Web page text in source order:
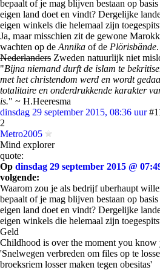
bepaalt of je mag blijven bestaan op
eigen land doet en vindt? Dergelijke
eigen winkels die helemaal zijn
Ja, maar misschien zit de gewone
wachten op de Annika of de Plörisbände
Nederlanders Zweden natuurlijk niet
"Bijna niemand durft de islam te
met het christendom werd en wordt
totalitaire en onderdrukkende karakter
is." ~ H.Heeresma
dinsdag 29 september 2015, 08:36 uur
2
Metro2005
Mind explorer
quote:
Op dinsdag 29 september 2015 @
volgende:
Waarom zou je als bedrijf uberhaupt
bepaalt of je mag blijven bestaan op
eigen land doet en vindt? Dergelijke
eigen winkels die helemaal zijn
Geld
Childhood is over the moment you know
'Snelwegen verbreden om files op te
broeksriem losser maken tegen obesitas'